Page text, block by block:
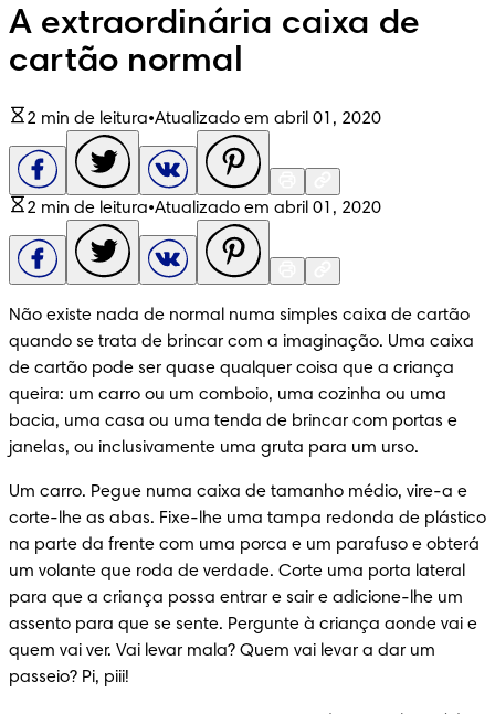
A extraordinária caixa de
cartão normal
2 min de leitura•Atualizado em abril 01, 2020
2 min de leitura•Atualizado em abril 01, 2020
Não existe nada de normal numa simples caixa de cartão
quando se trata de brincar com a imaginação. Uma caixa
de cartão pode ser quase qualquer coisa que a criança
queira: um carro ou um comboio, uma cozinha ou uma
bacia, uma casa ou uma tenda de brincar com portas e
janelas, ou inclusivamente uma gruta para um urso.
Um carro. Pegue numa caixa de tamanho médio, vire-a e
corte-lhe as abas. Fixe-lhe uma tampa redonda de plástico
na parte da frente com uma porca e um parafuso e obterá
um volante que roda de verdade. Corte uma porta lateral
para que a criança possa entrar e sair e adicione-lhe um
assento para que se sente. Pergunte à criança aonde vai e
quem vai ver. Vai levar mala? Quem vai levar a dar um
passeio? Pi, piii!